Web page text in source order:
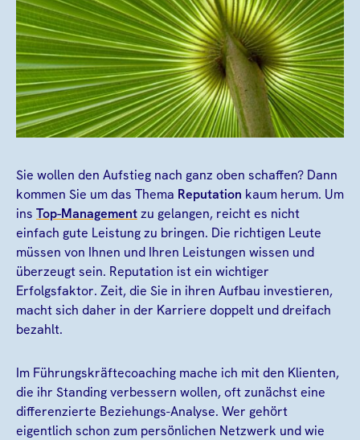
Sie wollen den Aufstieg nach ganz oben schaffen? Dann
kommen Sie um das Thema Reputation kaum herum. Um
ins Top-Managementzu gelangen, reicht es nicht
einfach gute Leistung zu bringen. Die richtigen Leute
müssen von Ihnen und Ihren Leistungen wissen und
überzeugt sein. Reputation ist ein wichtiger
Erfolgsfaktor. Zeit, die Sie in ihren Aufbau investieren,
macht sich daher in der Karriere doppelt und dreifach
bezahlt.
Im Führungskräftecoaching mache ich mit den Klienten,
die ihr Standing verbessern wollen, oft zunächst eine
differenzierte Beziehungs-Analyse. Wer gehört
eigentlich schon zum persönlichen Netzwerk und wie